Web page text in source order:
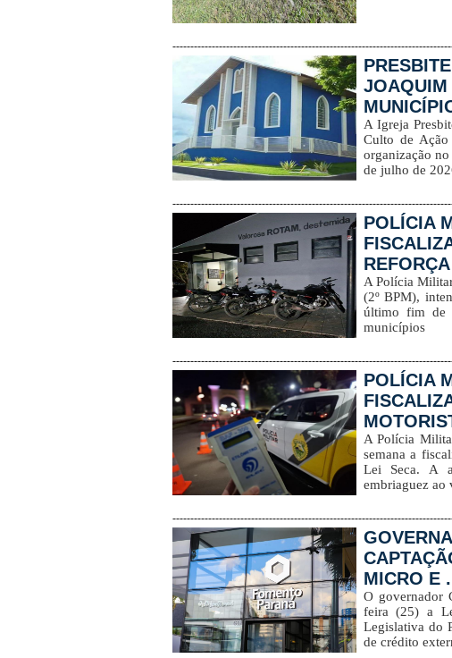
JOAQUIM
A Igreja
Culto de Ação
organização
de julho de
POLÍCIA
A Polícia
(2º BPM),
último fim de
municípios
POLÍCIA
A Polícia
semana a
Lei Seca. A
embriaguez ao
MICRO E
O governador
feira (25) a
Legislativa do
de crédito